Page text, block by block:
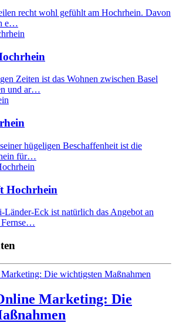
recht wohl gefühlt am Hochrhein. Davon
e…
Zeiten ist das Wohnen zwischen Basel
und ar…
hügeligen Beschaffenheit ist die
für…
Hochrhein
Länder-Eck ist natürlich das Angebot an
Fernse…
Marketing: Die